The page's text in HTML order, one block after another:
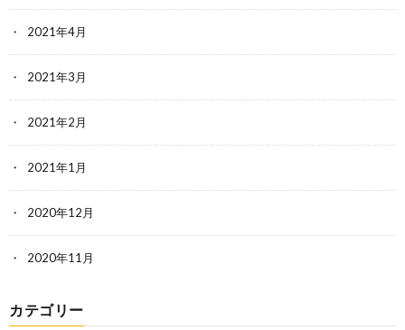
2021年4月
2021年3月
2021年2月
2021年1月
2020年12月
2020年11月
カテゴリー